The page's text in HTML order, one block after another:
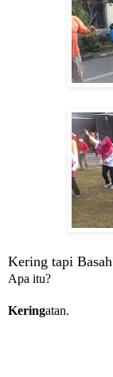
Kering tapi
Apa itu?
Keringatan.